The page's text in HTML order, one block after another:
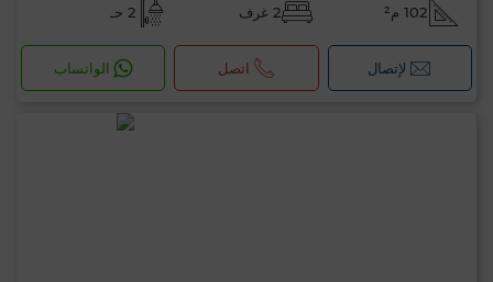
102 م² 2 غرف 2 حـ
لإتصال اتصل الواتساب